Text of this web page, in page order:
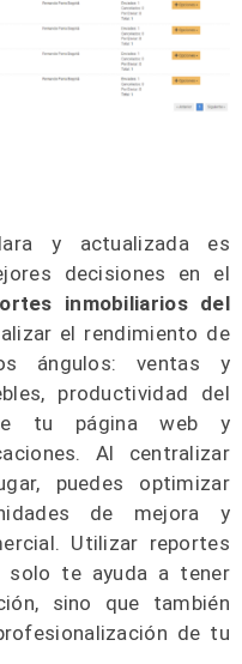
y actualizada es
decisiones en el
inmobiliarios del
el rendimiento de
ángulos: ventas y
productividad del
tu página web y
Al centralizar
puedes optimizar
de mejora y
Utilizar reportes
solo te ayuda a tener
sino que también
de tu